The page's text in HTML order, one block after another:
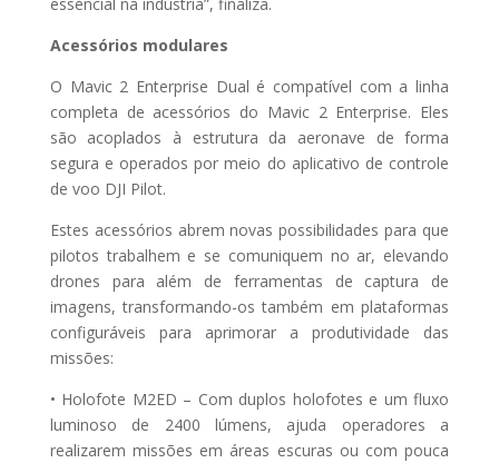
Acessórios modulares
O Mavic 2 Enterprise Dual é compatível com a linha
completa de acessórios do Mavic 2 Enterprise. Eles
são acoplados à estrutura da aeronave de forma
segura e operados por meio do aplicativo de controle
de voo DJI Pilot.
Estes acessórios abrem novas possibilidades para que
pilotos trabalhem e se comuniquem no ar, elevando
drones para além de ferramentas de captura de
imagens, transformando-os também em plataformas
configuráveis para aprimorar a produtividade das
missões:
• Holofote M2ED – Com duplos holofotes e um fluxo
luminoso de 2400 lúmens, ajuda operadores a
realizarem missões em áreas escuras ou com pouca